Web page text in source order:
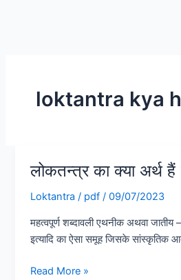
loktantra kya
लोकतन्त्र का क्या अर्थ हैं
Loktantra / pdf/09/07/2023
महत्वपूर्ण शब्दावली एथनीक अथवा जातीय
इत्यादि का ऐसा समूह जिसके सांस्कृतिक
लोकतन्त्र
क्या
अर्थ
हैं
Read More »